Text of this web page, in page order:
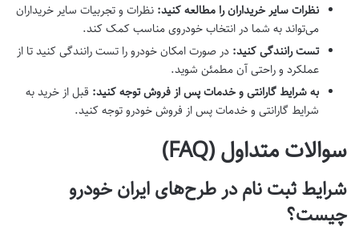
نظرات سایر خریداران را مطالعه کنید: نظرات و تجربیات سایر خریداران
می‌تواند به شما در انتخاب خودروی مناسب کمک کند.
تست رانندگی کنید: در صورت امکان خودرو را تست رانندگی کنید تا از
عملکرد و راحتی آن مطمئن شوید.
به شرایط گارانتی و خدمات پس از فروش توجه کنید: قبل از خرید به
شرایط گارانتی و خدمات پس از فروش خودرو توجه کنید.
سوالات متداول (FAQ)
شرایط ثبت نام در طرح‌های ایران خودرو
چیست؟